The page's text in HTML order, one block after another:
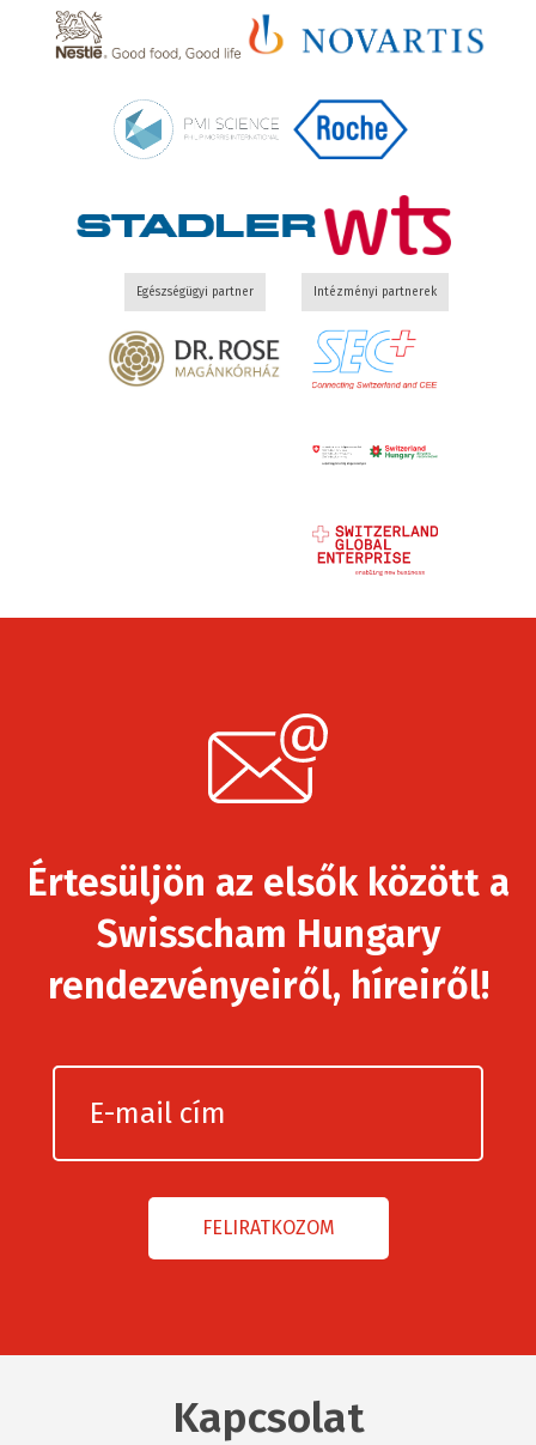
Egészségügyi partner Intézményi partnerek
Értesüljön az elsők között a
Swisscham Hungary
rendezvényeiről, híreiről!
Kapcsolat